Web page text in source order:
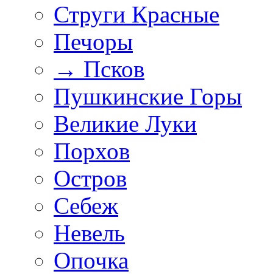
Струги Красные
Печоры
→ Псков
Пушкинские Горы
Великие Луки
Порхов
Остров
Себеж
Невель
Опочка